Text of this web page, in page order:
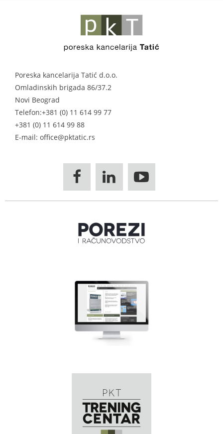
Poreska kancelarija Tatić d.o.o.
Omladinskih brigada 86/37.2
Novi Beograd
Telefon:+381 (0) 11 614 99 77
+381 (0) 11 614 99 88
E-mail: office@pktatic.rs
  